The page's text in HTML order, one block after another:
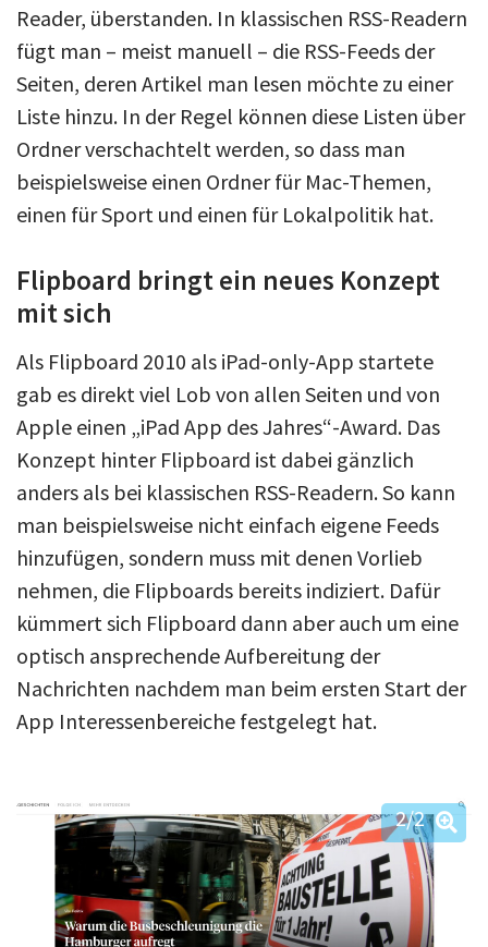
Reader, überstanden. In klassischen RSS-Readern
fügt man – meist manuell – die RSS-Feeds der
Seiten, deren Artikel man lesen möchte zu einer
Liste hinzu. In der Regel können diese Listen über
Ordner verschachtelt werden, so dass man
beispielsweise einen Ordner für Mac-Themen,
einen für Sport und einen für Lokalpolitik hat.
Flipboard bringt ein neues Konzept
mit sich
Als Flipboard 2010 als iPad-only-App startete
gab es direkt viel Lob von allen Seiten und von
Apple einen „iPad App des Jahres“-Award. Das
Konzept hinter Flipboard ist dabei gänzlich
anders als bei klassischen RSS-Readern. So kann
man beispielsweise nicht einfach eigene Feeds
hinzufügen, sondern muss mit denen Vorlieb
nehmen, die Flipboards bereits indiziert. Dafür
kümmert sich Flipboard dann aber auch um eine
optisch ansprechende Aufbereitung der
Nachrichten nachdem man beim ersten Start der
App Interessenbereiche festgelegt hat.
2/2